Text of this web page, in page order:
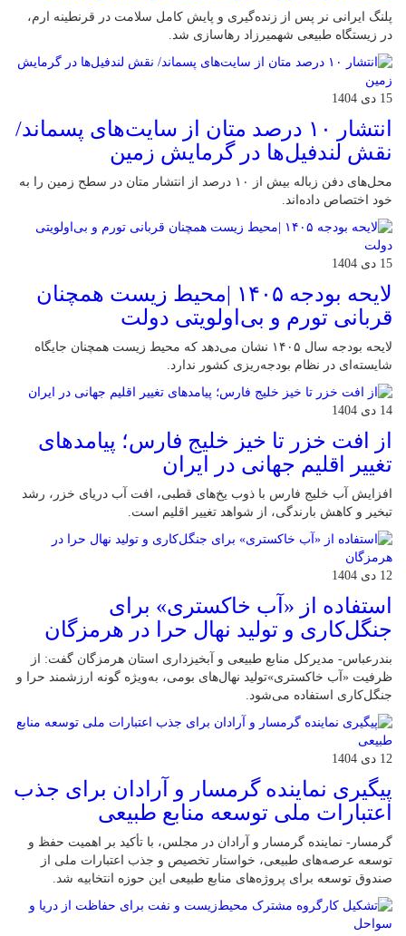
پلنگ ایرانی نر پس از زنده‌گیری و پایش کامل سلامت در قرنطینه ارم،
در زیستگاه طبیعی شهمیرزاد رهاسازی شد.
15 دی 1404
انتشار ۱۰ درصد متان از سایت‌های پسماند/
نقش لندفیل‌ها در گرمایش زمین
محل‌های دفن زباله بیش از ۱۰ درصد از انتشار متان در سطح زمین را به
خود اختصاص داده‌اند.
15 دی 1404
لایحه بودجه ۱۴۰۵ |محیط زیست همچنان
قربانی تورم و بی‌اولویتی دولت
لایحه بودجه سال ۱۴۰۵ نشان می‌دهد که محیط زیست همچنان جایگاه
شایسته‌ای در نظام بودجه‌ریزی کشور ندارد.
14 دی 1404
از افت خزر تا خیز خلیج فارس؛ پیامدهای
تغییر اقلیم جهانی در ایران
افزایش آب خلیج فارس با ذوب یخ‌های قطبی، افت آب دریای خزر، رشد
تبخیر و کاهش بارندگی، از شواهد تغییر اقلیم است.
12 دی 1404
استفاده از «آب خاکستری» برای
جنگل‌کاری و تولید نهال حرا در هرمزگان
بندرعباس- مدیرکل منابع طبیعی و آبخیزداری استان هرمزگان گفت: از
ظرفیت «آب خاکستری»تولید نهال‌های بومی، به‌ویژه گونه ارزشمند حرا و
جنگل‌کاری استفاده می‌شود.
12 دی 1404
پیگیری نماینده گرمسار و آرادان برای جذب
اعتبارات ملی توسعه منابع طبیعی
گرمسار- نماینده گرمسار و آرادان در مجلس، با تأکید بر اهمیت حفظ و
توسعه عرصه‌های طبیعی، خواستار تخصیص و جذب اعتبارات ملی از
صندوق توسعه برای پروژه‌های منابع طبیعی این حوزه انتخابیه شد.